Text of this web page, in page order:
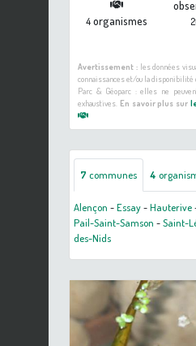
4organismes
Avertissement :les données
connaissances et/ou la
Parc & Géoparc : elles ne
exhaustives. En savoir plus sur
7 communes 4
Alençon -Essay-Hauterive
Pail-Saint-Samson -Saint-
des-Nids